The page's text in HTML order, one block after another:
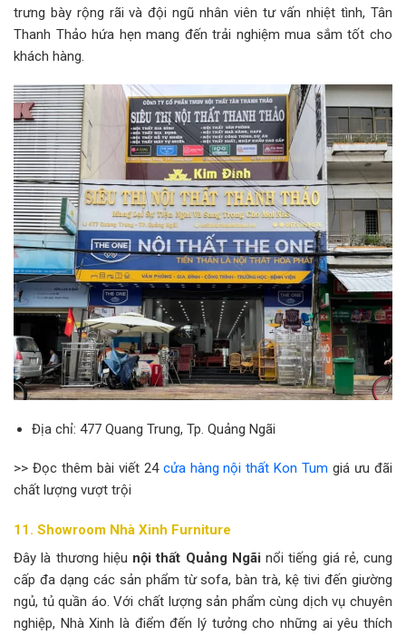
trưng bày rộng rãi và đội ngũ nhân viên tư vấn nhiệt tình, Tân
Thanh Thảo hứa hẹn mang đến trải nghiệm mua sắm tốt cho
khách hàng.
Địa chỉ: 477 Quang Trung, Tp. Quảng Ngãi
>> Đọc thêm bài viết 24 cửa hàng nội thất Kon Tum giá ưu đãi
chất lượng vượt trội
11. Showroom Nhà Xinh Furniture
Đây là thương hiệu nội thất Quảng Ngãi nổi tiếng giá rẻ, cung
cấp đa dạng các sản phẩm từ sofa, bàn trà, kệ tivi đến giường
ngủ, tủ quần áo. Với chất lượng sản phẩm cùng dịch vụ chuyên
nghiệp, Nhà Xinh là điểm đến lý tưởng cho những ai yêu thích